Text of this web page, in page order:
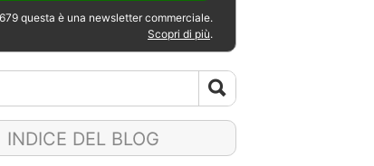
questa è una newsletter commerciale.
Scopri di più.
INDICE DEL BLOG